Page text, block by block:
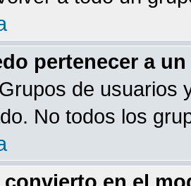
pertenecer a
de usuarios
No todos los